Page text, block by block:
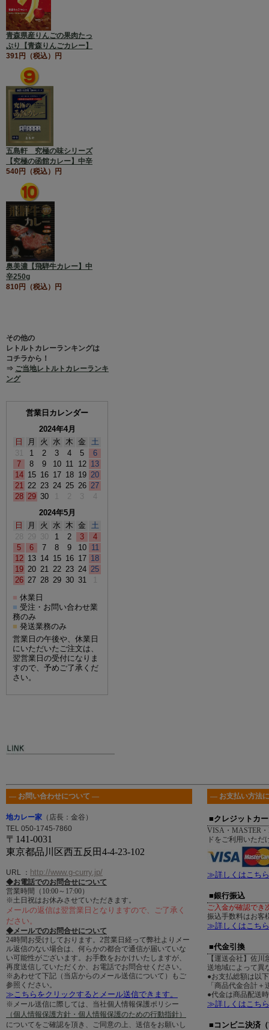
青森県産りんごの果肉たっ
ぷり【青森りんごカレー】
391円（税込）円
五島軒 究極の味シリーズ
【究極の函館カレー】中辛
540円（税込）円
奥美濃【飛騨牛カレー】中
辛250g
810円（税込）円
その他の
レトルトカレーランキングは
コチラから！
⇒ ご当地レトルトカレーランキ
ング
営業日カレンダー
2024年4月
日
月 火 水 木 金
土
31
1 2 3 4 5
6
7
8 9 10 11 12 13
14 15 16 17 18 19 20
21 22 23 24 25 26 27
28 29 30 1 2 3
2024年5月
日
月 火 水 木 金
土
28
29 30 1 2 3
4
5
6 7 8 9 10
11
12 13 14 15 16 17 18
19 20 21 22 23 24 25
26 27 28 29 30 31 1
■ 休業日
■ 受注・お問い合わせ業
務のみ
■ 発送業務のみ
営業日の午後や、休業日
にいただいたご注文は、
翌営業日の受付になりま
すので、予めご了承くだ
さい。
― お問い合わせについて ―
地カレー家 （店長：金谷）
TEL 050-1745-7860
〒141-0031
東京都品川区西五反田4-4-23-102
URL ： http://www.g-curry.jp/
◆お電話でのお問合せについて
営業時間（10:00～17:00）
※土日祝はお休みさせていただきます。
メールの返信は翌営業日となりますので、ご了承く
ださい。
◆メールでのお問合せについて
24時間お受けしております。2営業日経って弊社よりメー
ル返信のない場合は、何らかの都合で通信が届いていな
い可能性がございます。お手数をおかけいたしますが、
再度送信していただくか、お電話でお問合せください。
※あわせて下記（当店からのメール送信について）もご
参照ください。
≫こちらをクリックするとメール送信できます。
※メール送信に際しては、当社個人情報保護ポリシー
（個人情報保護方針・個人情報保護のための行動指針）
についてをご確認を頂き、ご同意の上、送信をお願いし
― お支払い方法
■クレジットカ
VISA・MASTER
ドをご利用いただ
≫詳しくはこち
■銀行振込
ご入金が確認でき
振込手数料はお客
≫詳しくはこち
■代金引換
【運送会社】佐
送地域によって異
●お支払総額は以
「商品代金合計
●代金は商品配送
≫詳しくはこち
■コンビニ決済